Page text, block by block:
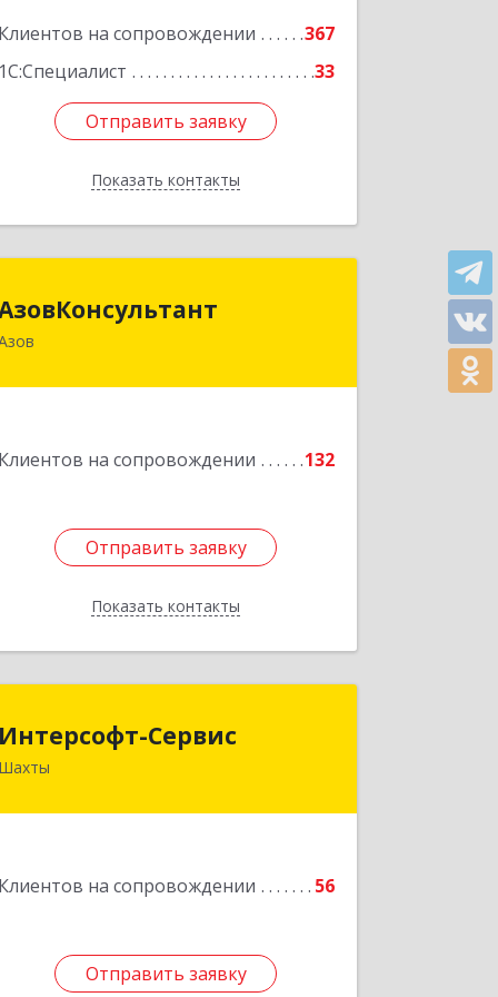
Клиентов на сопровождении
367
1С:Специалист
33
Отправить заявку
Показать контакты
Отправить заявку
Назад
Клиентов на сопровождении 132
Отправить заявку
Показать контакты
Отправить заявку
Назад
Интерсофт-Сервис
Шахты
Клиентов на сопровождении 56
Отправить заявку
Интерсофт-Сервис
346480, Ростовская обл, Шахты г,
Отправить заявку